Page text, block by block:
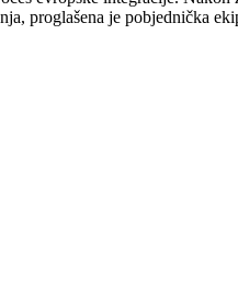
proglašena je pobjednička